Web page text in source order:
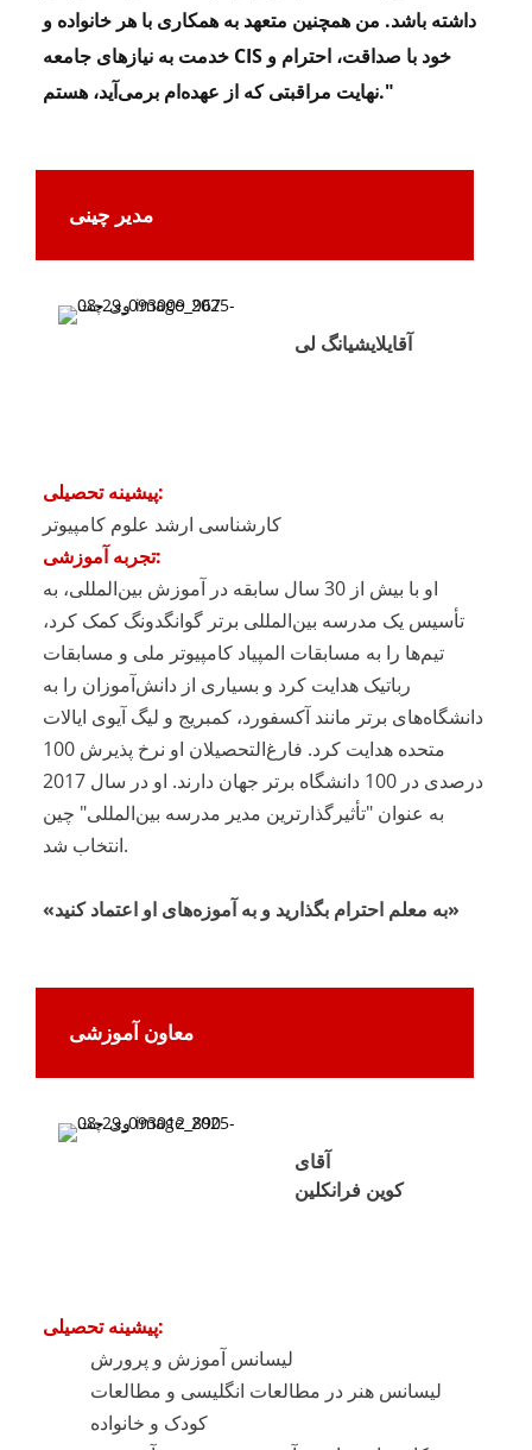
داشته باشد. من همچنین متعهد به همکاری با هر خانواده و
خدمت به نیازهای جامعه CIS خود با صداقت، احترام و
نهایت مراقبتی که از عهده‌ام برمی‌آید، هستم."
مدیر چینی
آقایلایشیانگ لی
پیشینه تحصیلی:
کارشناسی ارشد علوم کامپیوتر
تجربه آموزشی:
او با بیش از 30 سال سابقه در آموزش بین‌المللی، به
تأسیس یک مدرسه بین‌المللی برتر گوانگدونگ کمک کرد،
تیم‌ها را به مسابقات المپیاد کامپیوتر ملی و مسابقات
رباتیک هدایت کرد و بسیاری از دانش‌آموزان را به
دانشگاه‌های برتر مانند آکسفورد، کمبریج و لیگ آیوی ایالات
متحده هدایت کرد. فارغ‌التحصیلان او نرخ پذیرش 100
درصدی در 100 دانشگاه برتر جهان دارند. او در سال 2017
به عنوان "تأثیرگذارترین مدیر مدرسه بین‌المللی" چین
انتخاب شد.
«به معلم احترام بگذارید و به آموزه‌های او اعتماد کنید»
معاون آموزشی
آقای
کوین فرانکلین
پیشینه تحصیلی:
لیسانس آموزش و پرورش
لیسانس هنر در مطالعات انگلیسی و مطالعات
کودک و خانواده